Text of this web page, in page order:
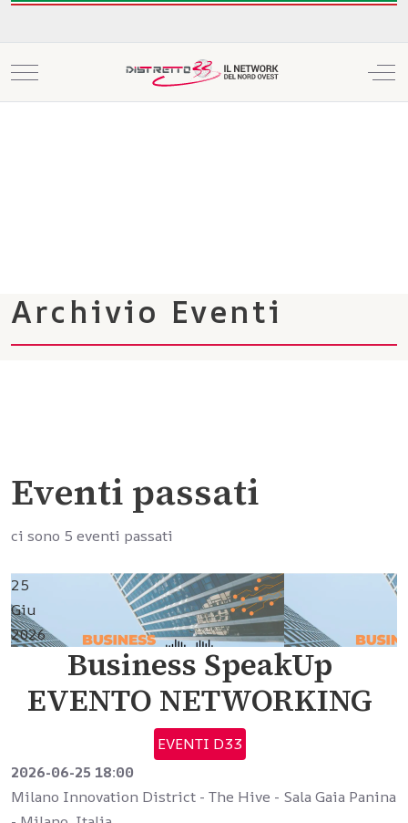
Mobile Menu Toggle
Archivio Eventi
Eventi passati
ci sono 5 eventi passati
25
Giu
2026
Business SpeakUp
EVENTO NETWORKING
EVENTI D33
2026-06-25 18:00
Milano Innovation District - The Hive - Sala Gaia Panina